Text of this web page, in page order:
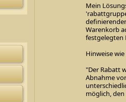
Mein
Warenkorb
festgelegten
Hinweise
"Der Rabatt
Abnahme
möglich, den